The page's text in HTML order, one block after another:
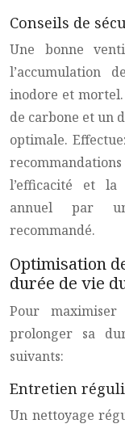
Conseils de
Une bonne
l’accumulation
inodore et
de carbone et un
optimale.
l’efficacité et la
annuel par
recommandé.
Optimisation
durée de vie
Pour
prolonger sa
suivants:
Entretien
Un nettoyage